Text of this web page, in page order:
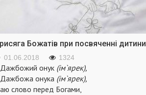
Божатів при посвяченні дитини
01.06.2018 1324
онук (ім`ярек),
онука (ім`ярек),
слово перед Богами,